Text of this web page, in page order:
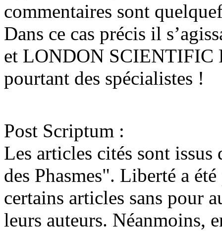
commentaires sont
Dans ce cas précis il
et LONDON SCIENTIFIC
pourtant des spécialistes !
Post Scriptum :
Les articles cités sont
des Phasmes". Liberté a
certains articles sans pour
leurs auteurs. Néanmoins,